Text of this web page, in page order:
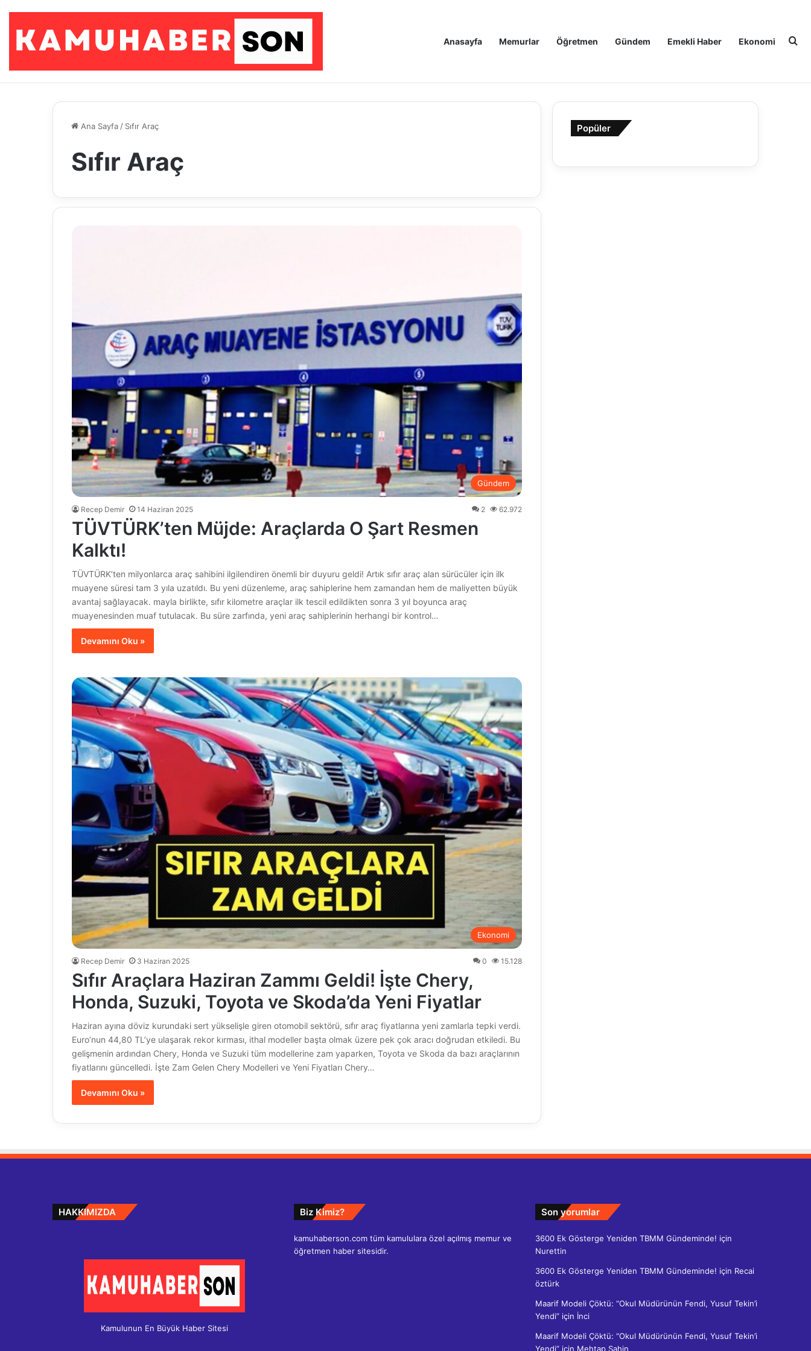
Anasayfa Memurlar Öğretmen Gündem Emekli Haber Ekonomi
Ana Sayfa / Sıfır Araç
Sıfır Araç
Gündem
Recep Demir 14 Haziran 2025 2 62.972
TÜVTÜRK’ten Müjde: Araçlarda O Şart Resmen
Kalktı!
TÜVTÜRK’ten milyonlarca araç sahibini ilgilendiren önemli bir duyuru geldi! Artık sıfır araç alan sürücüler için ilk
muayene süresi tam 3 yıla uzatıldı. Bu yeni düzenleme, araç sahiplerine hem zamandan hem de maliyetten büyük
avantaj sağlayacak. mayla birlikte, sıfır kilometre araçlar ilk tescil edildikten sonra 3 yıl boyunca araç
muayenesinden muaf tutulacak. Bu süre zarfında, yeni araç sahiplerinin herhangi bir kontrol…
Devamını Oku »
Ekonomi
Recep Demir 3 Haziran 2025 0 15.128
Sıfır Araçlara Haziran Zammı Geldi! İşte Chery,
Honda, Suzuki, Toyota ve Skoda’da Yeni Fiyatlar
Haziran ayına döviz kurundaki sert yükselişle giren otomobil sektörü, sıfır araç fiyatlarına yeni zamlarla tepki verdi.
Euro’nun 44,80 TL’ye ulaşarak rekor kırması, ithal modeller başta olmak üzere pek çok aracı doğrudan etkiledi. Bu
gelişmenin ardından Chery, Honda ve Suzuki tüm modellerine zam yaparken, Toyota ve Skoda da bazı araçlarının
fiyatlarını güncelledi. İşte Zam Gelen Chery Modelleri ve Yeni Fiyatları Chery…
Devamını Oku »
Popüler
HAKKIMIZDA
Kamulunun En Büyük Haber Sitesi
Biz Kimiz?
kamuhaberson.com tüm kamululara özel açılmış memur ve
öğretmen haber sitesidir.
Son yorumlar
3600 Ek Gösterge Yeniden TBMM Gündeminde! için
Nurettin
3600 Ek Gösterge Yeniden TBMM Gündeminde! için Recai
öztürk
Maarif Modeli Çöktü: “Okul Müdürünün Fendi, Yusuf Tekin’i
Yendi” için İnci
Maarif Modeli Çöktü: “Okul Müdürünün Fendi, Yusuf Tekin’i
Yendi” için Mehtap Şahin